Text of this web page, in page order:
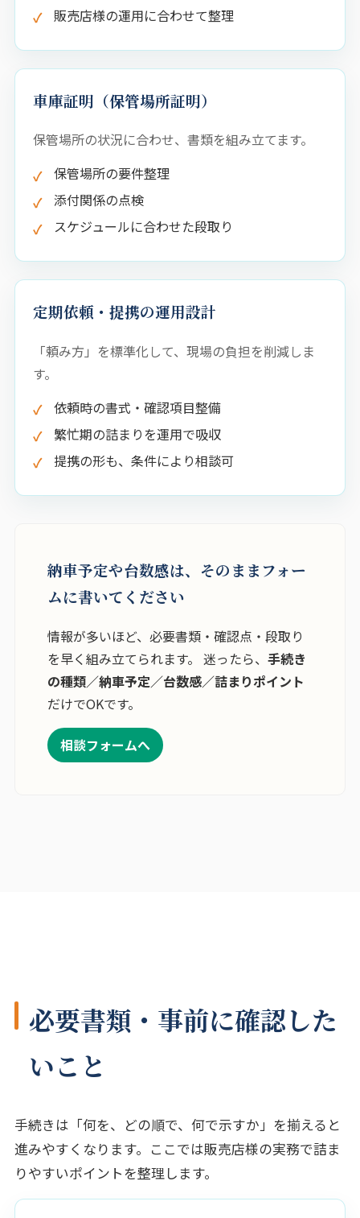
販売店様の運用に合わせて整理
車庫証明（保管場所証明）
保管場所の状況に合わせ、書類を組み立てます。
保管場所の要件整理
添付関係の点検
スケジュールに合わせた段取り
定期依頼・提携の運用設計
「頼み方」を標準化して、現場の負担を削減しま
す。
依頼時の書式・確認項目整備
繁忙期の詰まりを運用で吸収
提携の形も、条件により相談可
納車予定や台数感は、そのままフォー
ムに書いてください
情報が多いほど、必要書類・確認点・段取り
を早く組み立てられます。 迷ったら、 手続き
の種類／納車予定／台数感／詰まりポイント
だけでOKです。
相談フォームへ
必要書類・事前に確認した
いこと
手続きは「何を、どの順で、何で示すか」を揃えると
進みやすくなります。ここでは販売店様の実務で詰ま
りやすいポイントを整理します。